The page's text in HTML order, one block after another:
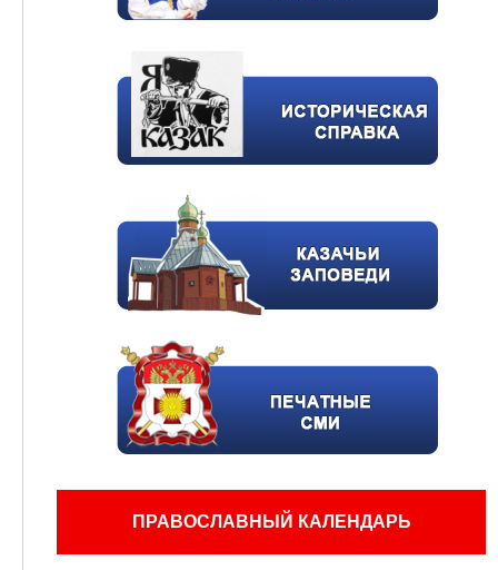
ПРАВОСЛАВНЫЙ КАЛЕНДАРЬ